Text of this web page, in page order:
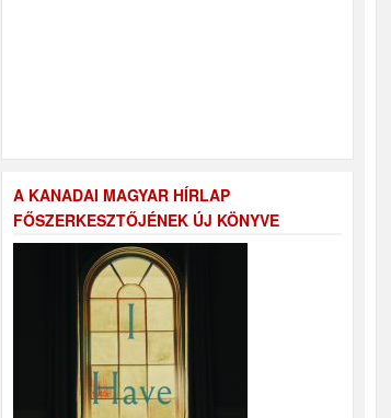
A KANADAI MAGYAR HÍRLAP
FŐSZERKESZTŐJÉNEK ÚJ KÖNYVE